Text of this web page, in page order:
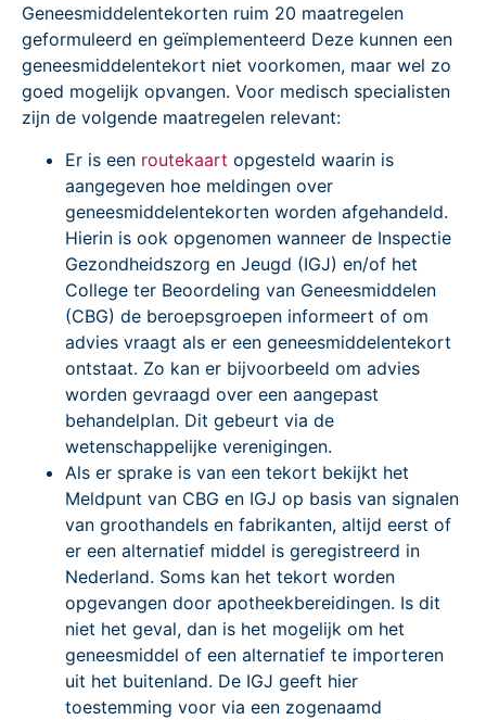
Geneesmiddelentekorten ruim 20 maatregelen
geformuleerd en geïmplementeerd Deze kunnen een
geneesmiddelentekort niet voorkomen, maar wel zo
goed mogelijk opvangen. Voor medisch specialisten
zijn de volgende maatregelen relevant:
Er is een routekaart opgesteld waarin is
aangegeven hoe meldingen over
geneesmiddelentekorten worden afgehandeld.
Hierin is ook opgenomen wanneer de Inspectie
Gezondheidszorg en Jeugd (IGJ) en/of het
College ter Beoordeling van Geneesmiddelen
(CBG) de beroepsgroepen informeert of om
advies vraagt als er een geneesmiddelentekort
ontstaat. Zo kan er bijvoorbeeld om advies
worden gevraagd over een aangepast
behandelplan. Dit gebeurt via de
wetenschappelijke verenigingen.
Als er sprake is van een tekort bekijkt het
Meldpunt van CBG en IGJ op basis van signalen
van groothandels en fabrikanten, altijd eerst of
er een alternatief middel is geregistreerd in
Nederland. Soms kan het tekort worden
opgevangen door apotheekbereidingen. Is dit
niet het geval, dan is het mogelijk om het
geneesmiddel of een alternatief te importeren
uit het buitenland. De IGJ geeft hier
toestemming voor via een zogenaamd